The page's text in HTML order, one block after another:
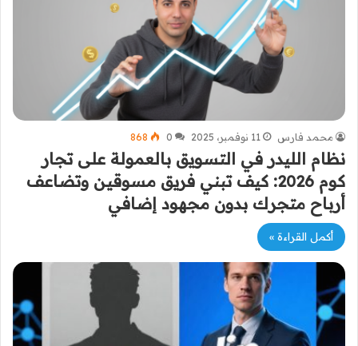
محمد فارس 11 نوفمبر، 2025 0
868
نظام الليدر في التسويق بالعمولة على تجار
كوم 2026: كيف تبني فريق مسوقين وتضاعف
أرباح متجرك بدون مجهود إضافي
أكمل القراءة »